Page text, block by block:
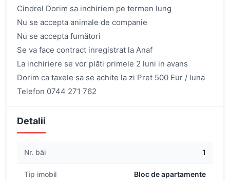
Cindrel Dorim sa inchiriem pe termen lung
Nu se accepta animale de companie
Nu se accepta fumători
Se va face contract inregistrat la Anaf
La inchiriere se vor plăti primele 2 luni in avans
Dorim ca taxele sa se achite la zi Pret 500 Eur / luna
Telefon 0744 271 762
Detalii
Nr. băi 1
Tip imobil Bloc de apartamente